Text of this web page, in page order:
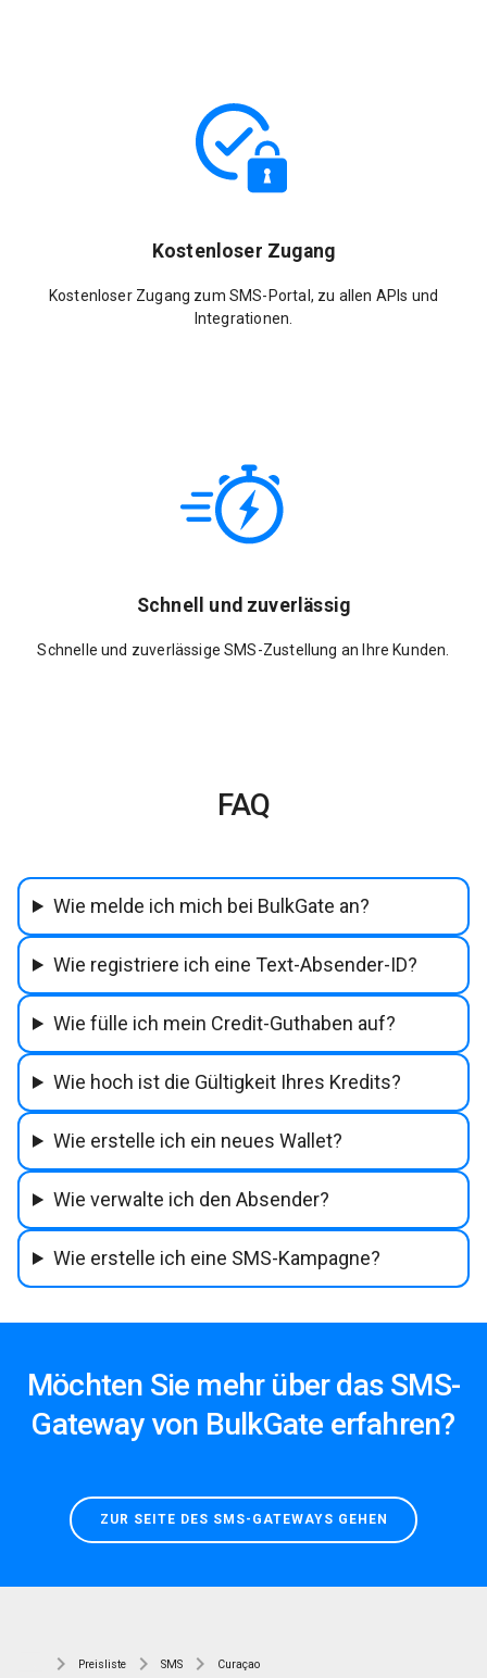
Kostenloser Zugang
Kostenloser Zugang zum SMS-Portal, zu allen APIs und
Integrationen.
Schnell und zuverlässig
Schnelle und zuverlässige SMS-Zustellung an Ihre Kunden.
FAQ
Wie melde ich mich bei BulkGate an?
Wie registriere ich eine Text-Absender-ID?
Wie fülle ich mein Credit-Guthaben auf?
Wie hoch ist die Gültigkeit Ihres Kredits?
Wie erstelle ich ein neues Wallet?
Wie verwalte ich den Absender?
Wie erstelle ich eine SMS-Kampagne?
Möchten Sie mehr über das SMS-
Gateway von BulkGate erfahren?
ZUR SEITE DES SMS-GATEWAYS GEHEN
Preisliste SMS Curaçao